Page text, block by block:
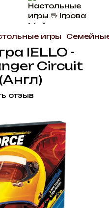
игры
IELLO -
Circuit
отзыв